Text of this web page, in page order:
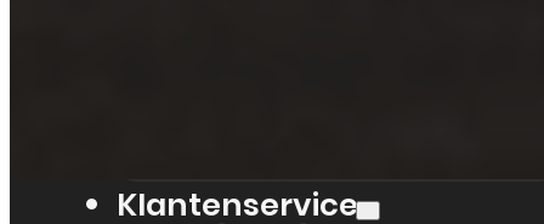
Klantenservice